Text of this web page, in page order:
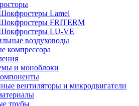
Lamel
FRITERM
LU-VE
воздуховоды
компрессора
и моноблоки
вентиляторы и микродвигатели
трубы